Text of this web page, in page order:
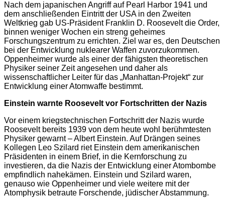
Nach dem japanischen Angriff auf Pearl Harbor 1941 und
dem anschließenden Eintritt der USA in den Zweiten
Weltkrieg gab US-Präsident Franklin D. Roosevelt die Order,
binnen weniger Wochen ein streng geheimes
Forschungszentrum zu errichten. Ziel war es, den Deutschen
bei der Entwicklung nuklearer Waffen zuvorzukommen.
Oppenheimer wurde als einer der fähigsten theoretischen
Physiker seiner Zeit angesehen und daher als
wissenschaftlicher Leiter für das „Manhattan-Projekt“ zur
Entwicklung einer Atomwaffe bestimmt.
Einstein warnte Roosevelt vor Fortschritten der Nazis
Vor einem kriegstechnischen Fortschritt der Nazis wurde
Roosevelt bereits 1939 von dem heute wohl berühmtesten
Physiker gewarnt – Albert Einstein. Auf Drängen seines
Kollegen Leo Szilard riet Einstein dem amerikanischen
Präsidenten in einem Brief, in die Kernforschung zu
investieren, da die Nazis der Entwicklung einer Atombombe
empfindlich nahekämen. Einstein und Szilard waren,
genauso wie Oppenheimer und viele weitere mit der
Atomphysik betraute Forschende, jüdischer Abstammung.